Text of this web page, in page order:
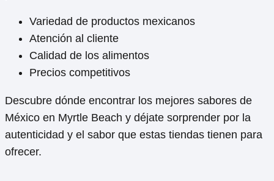
Variedad de productos mexicanos
Atención al cliente
Calidad de los alimentos
Precios competitivos
Descubre dónde encontrar los mejores sabores de
México en Myrtle Beach y déjate sorprender por la
autenticidad y el sabor que estas tiendas tienen para
ofrecer.